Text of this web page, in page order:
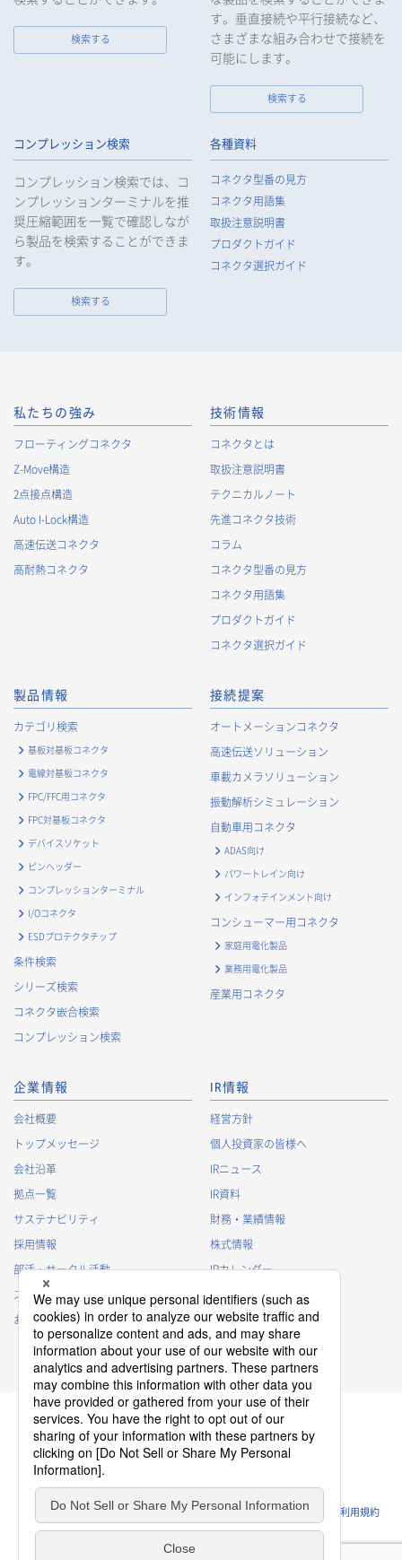
検索する
す。垂直接続や平行接続など、
さまざまな組み合わせで接続を
可能にします。
検索する
コンプレッション検索
コンプレッション検索では、コ
ンプレッションターミナルを推
奨圧縮範囲を一覧で確認しなが
ら製品を検索することができま
す。
検索する
各種資料
コネクタ型番の見方
コネクタ用語集
取扱注意説明書
プロダクトガイド
コネクタ選択ガイド
私たちの強み
フローティングコネクタ
Z-Move構造
2点接点構造
Auto I-Lock構造
高速伝送コネクタ
高耐熱コネクタ
技術情報
コネクタとは
取扱注意説明書
テクニカルノート
先進コネクタ技術
コラム
コネクタ型番の見方
コネクタ用語集
プロダクトガイド
コネクタ選択ガイド
製品情報
カテゴリ検索
基板対基板コネクタ
電線対基板コネクタ
FPC/FFC用コネクタ
FPC対基板コネクタ
デバイスソケット
ピンヘッダー
コンプレッションターミナル
I/Oコネクタ
ESDプロテクタチップ
条件検索
シリーズ検索
コネクタ嵌合検索
コンプレッション検索
接続提案
オートメーションコネクタ
高速伝送ソリューション
車載カメラソリューション
振動解析シミュレーション
自動車用コネクタ
ADAS向け
パワートレイン向け
インフォテインメント向け
コンシューマー用コネクタ
家庭用電化製品
業務用電化製品
産業用コネクタ
企業情報
会社概要
トップメッセージ
会社沿革
拠点一覧
サステナビリティ
採用情報
部活・サークル活動
スポンサー活動
お問い合わせ
IR情報
経営方針
個人投資家の皆様へ
IRニュース
IR資料
財務・業績情報
株式情報
IRカレンダー
IRに関するよくあるご質問
IRポリシー
免責事項
プライバシーポリシー
クッキーポリシー
ソーシャルメディアポリシー
ウェブサイトのご利用条件 利用規約